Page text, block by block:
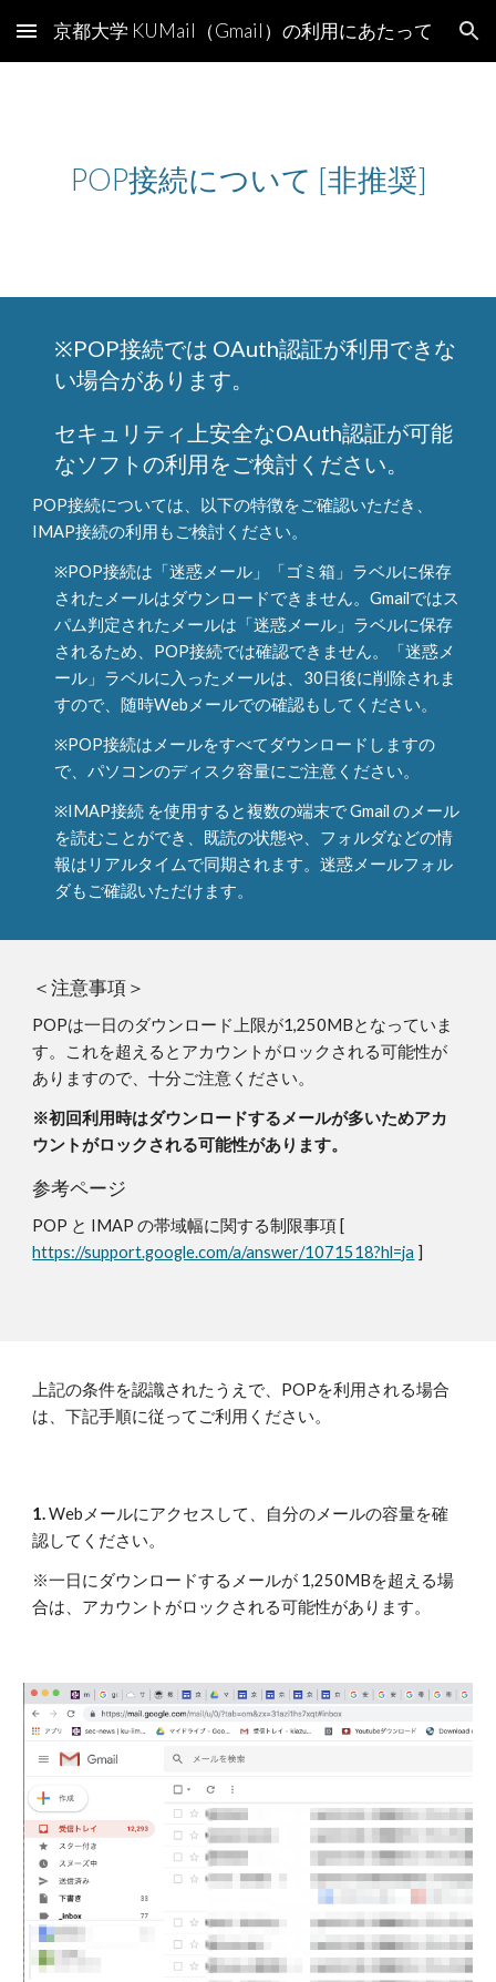
Skip to main content Skip to navigation
京都大学 KUMail（Gmail）の利用にあたって
POP接続について [非推奨]
※POP接続では OAuth認証が利用できな
い場合があります。
セキュリティ上安全なOAuth認証が可能
なソフトの利用をご検討ください。
POP接続については、以下の特徴をご確認いただき、
IMAP接続の利用もご検討ください。
※POP接続は「迷惑メール」「ゴミ箱」ラベルに保存
されたメールはダウンロードできません。Gmailではス
パム判定されたメールは「迷惑メール」ラベルに保存
されるため、POP接続では確認できません。「迷惑メ
ール」ラベルに入ったメールは、30日後に削除されま
すので、随時Webメールでの確認もしてください。
※POP接続はメールをすべてダウンロードしますの
で、パソコンのディスク容量にご注意ください。
※IMAP接続 を使用すると複数の端末で Gmail のメール
を読むことができ、既読の状態や、フォルダなどの情
報はリアルタイムで同期されます。迷惑メールフォル
ダもご確認いただけます。
＜注意事項＞
POPは一日のダウンロード上限が1,250MBとなっていま
す。これを超えるとアカウントがロックされる可能性が
ありますので、十分ご注意ください。
※初回利用時はダウンロードするメールが多いためアカ
ウントがロックされる可能性があります。
参考ページ
https://support.google.com/a/answer/1071518?hl=ja ]
上記の条件を認識されたうえで、POPを利用される場合
は、下記手順に従ってご利用ください。
1. Webメールにアクセスして、自分のメールの容量を確
認してください。
※一日にダウンロードするメールが 1,250MBを超える場
合は、アカウントがロックされる可能性があります。